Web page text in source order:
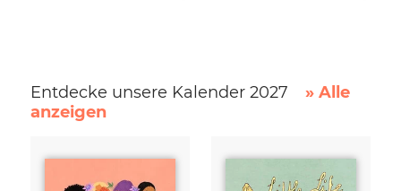
Entdecke unsere Kalender 2027
» Alle
anzeigen